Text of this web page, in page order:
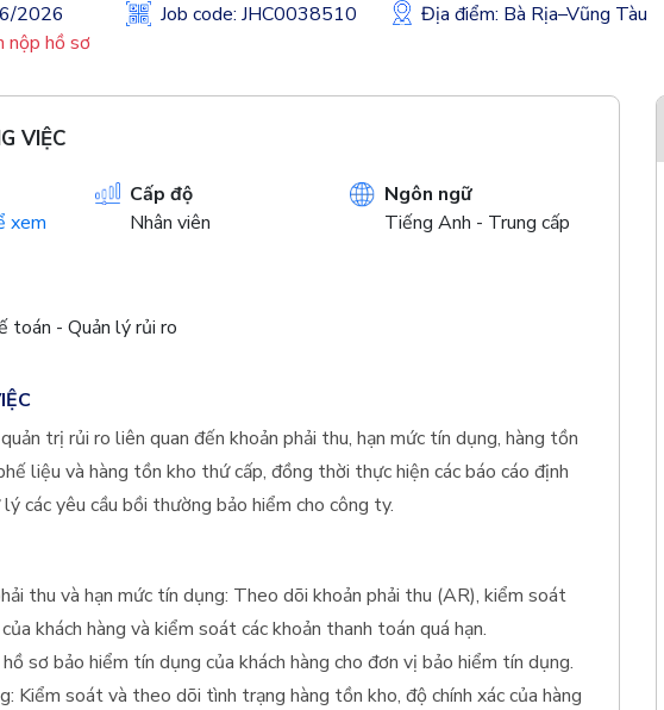
2026
nộp hồ sơ
Job code: JHC0038510 Địa điểm: Bà Rịa–Vũng Tàu
VIỆC
xem
Cấp độ
Nhân viên
Ngôn ngữ
Tiếng Anh - Trung cấp
toán - Quản lý rủi ro
trị rủi ro liên quan đến khoản phải thu, hạn mức tín dụng, hàng tồn
liệu và hàng tồn kho thứ cấp, đồng thời thực hiện các báo cáo định
các yêu cầu bồi thường bảo hiểm cho công ty.
thu và hạn mức tín dụng: Theo dõi khoản phải thu (AR), kiểm soát
khách hàng và kiểm soát các khoản thanh toán quá hạn.
sơ bảo hiểm tín dụng của khách hàng cho đơn vị bảo hiểm tín dụng.
Kiểm soát và theo dõi tình trạng hàng tồn kho, độ chính xác của hàng